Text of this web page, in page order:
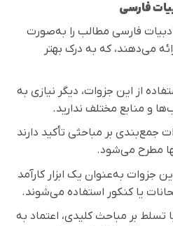
فارسی
فارسی مطالب را به‌صورت
می‌دهند، که به درک بهتر
از این جزوات، دیگر نیازی به
و منابع مختلف ندارید.
جمع‌بندی بر مباحثی تأکید دارند
مطرح می‌شود.
جزوات به‌عنوان یک ابزار کارآمد
یا کنکور استفاده می‌شوند.
تسلط بر مباحث کلیدی، اعتماد به